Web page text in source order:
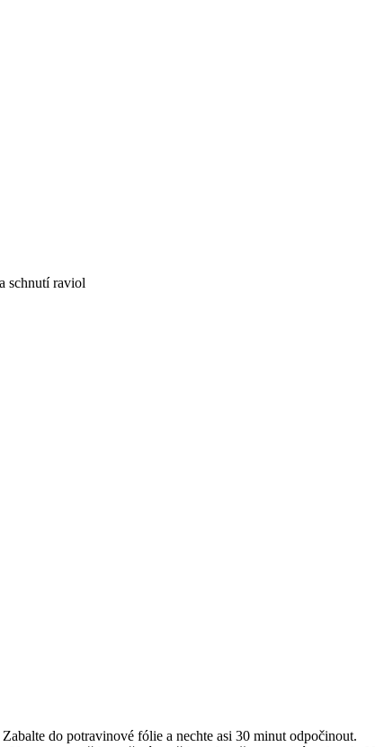
schnutí raviol
do potravinové fólie a nechte asi 30 minut odpočinout.